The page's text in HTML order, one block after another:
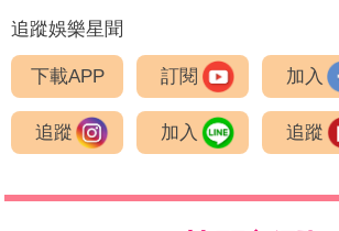
追蹤娛樂星聞
下載APP 訂閱 加入
追蹤 加入 追蹤